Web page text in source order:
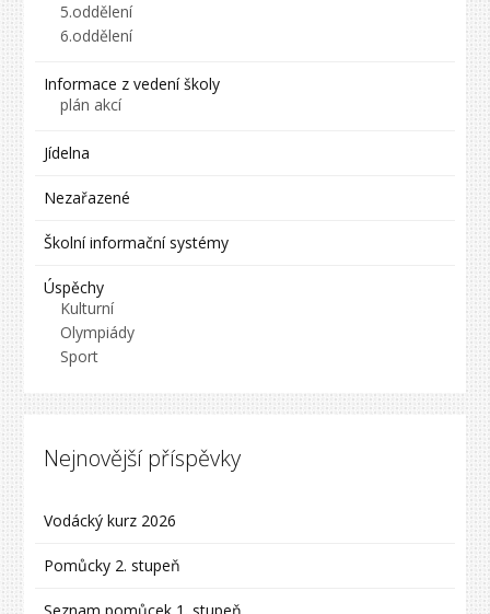
5.oddělení
6.oddělení
Informace z vedení školy
plán akcí
Jídelna
Nezařazené
Školní informační systémy
Úspěchy
Kulturní
Olympiády
Sport
Nejnovější příspěvky
Vodácký kurz 2026
Pomůcky 2. stupeň